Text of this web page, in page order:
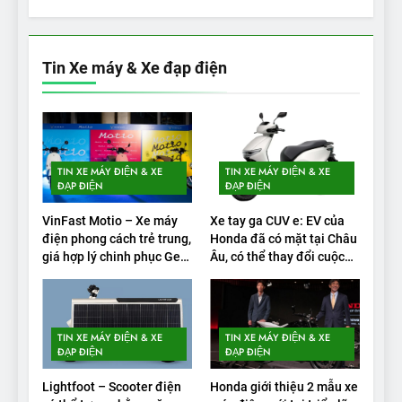
5
bao nhiêu km sau mỗi lần
THỬ NGHIỆM PHẠM VI PIN
1
Xe điện Trung Quốc với pin
‘bán rắn’ đi được 554 dặm
trong bài kiểm tra phạm vi
THỬ NGHIỆM PHẠM VI PIN
2
Test quãng đường thực tế
của VinFast VF3: Vượt công
bố từ nhà sản xuất
THỬ NGHIỆM PHẠM VI PIN
Thử nghiệm phạm vi thực tế
Tin Xe máy & Xe đạp điện
TIN XE MÁY ĐIỆN & XE
ĐẠP ĐIỆN
VinFast Motio – Xe máy
điện phong cách trẻ trung,
giá hợp lý chinh phục Gen
TIN XE MÁY ĐIỆN & XE
ĐẠP ĐIỆN
Xe tay ga CUV e: EV của
Honda đã có mặt tại Châu
Âu, có thể thay đổi cuộc
TIN XE MÁY ĐIỆN & XE
ĐẠP ĐIỆN
Lightfoot – Scooter điện
TIN XE MÁY ĐIỆN & XE
ĐẠP ĐIỆN
Honda giới thiệu 2 mẫu xe